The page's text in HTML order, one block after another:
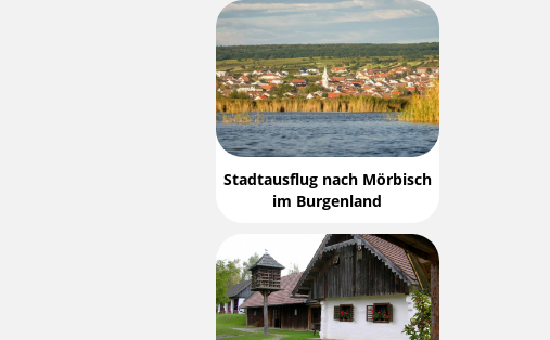
Stadtausflug nach Mörbisch
im Burgenland